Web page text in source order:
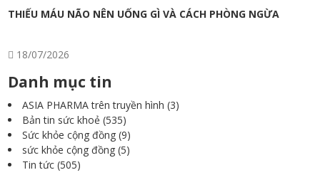
THIẾU MÁU NÃO NÊN UỐNG GÌ VÀ CÁCH PHÒNG NGỪA
18/07/2026
Danh mục tin
ASIA PHARMA trên truyền hình (3)
Bản tin sức khoẻ (535)
Sức khỏe cộng đồng(9)
sức khỏe cộng đồng(5)
Tin tức(505)